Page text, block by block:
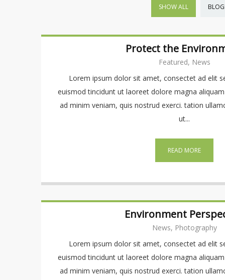
SHOW ALL
Protect the
Featured, News
Lorem ipsum dolor sit amet, consectet ad elit
euismod tincidunt ut laoreet dolore magna
ad minim veniam, quis nostrud exerci. tation
ut...
READ MORE
Environment
News, Photography
Lorem ipsum dolor sit amet, consectet ad elit
euismod tincidunt ut laoreet dolore magna
ad minim veniam, quis nostrud exerci. tation